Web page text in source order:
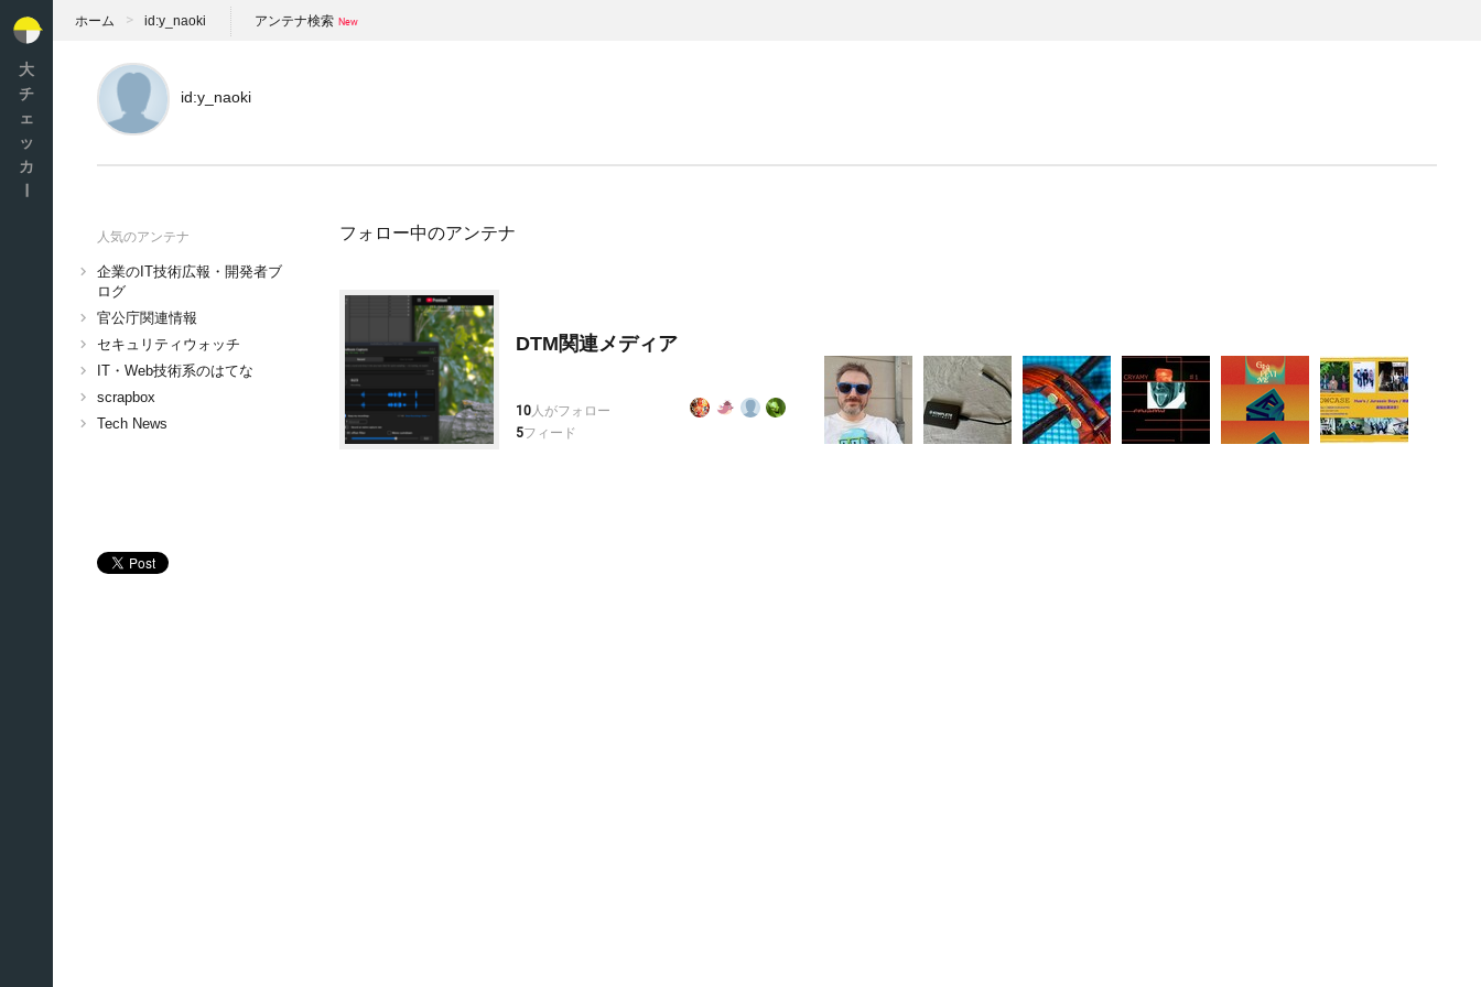
大
チ
ェ
ッ
カ
ホーム id:y_naoki アンテナ検索
id:y_naoki
人気のアンテナ
企業のIT技術広報・開発者ブ
ログ
官公庁関連情報
セキュリティウォッチ
IT・Web技術系のはてな
scrapbox
Tech News
フォロー中のアンテナ
DTM関連メディア
10人がフォロー
5フィード